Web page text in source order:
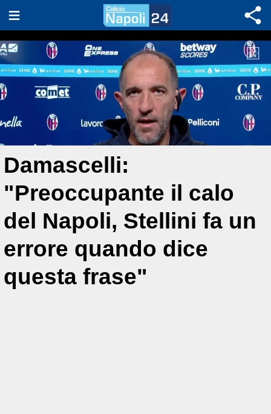
Damascelli:
"Preoccupante il calo
del Napoli, Stellini fa un
errore quando dice
questa frase"